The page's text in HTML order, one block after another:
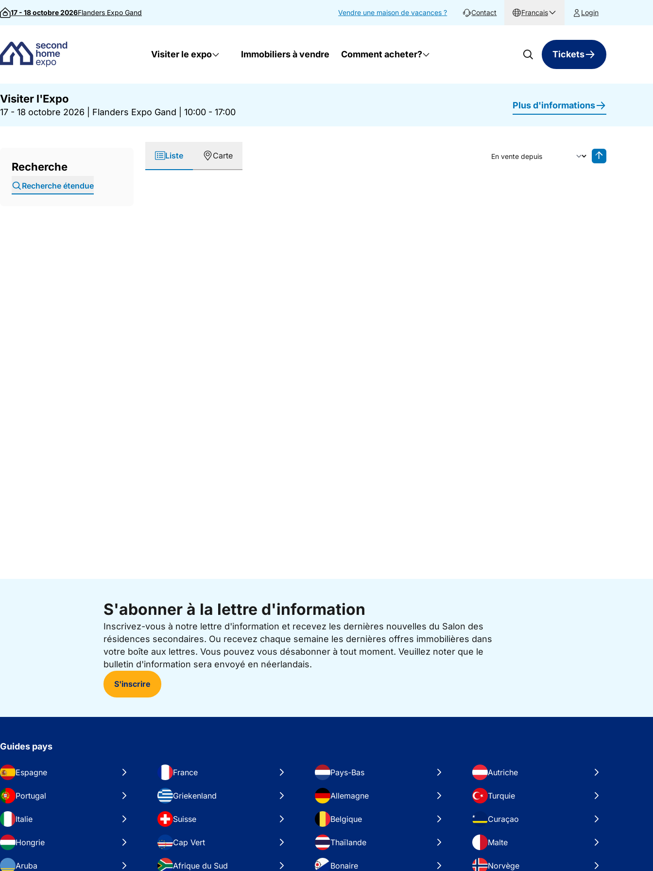
Passer au contenu
17 - 18 octobre 2026Flanders Expo Gand Vendre une maison de vacances ? Contact Francais Login
Visiter le expo Immobiliers à vendre Comment acheter? Tickets
Visiter l'Expo
17 - 18 octobre 2026 Flanders Expo Gand 10:00 - 17:00
Plus d'informations
Recherche
Recherche étendue
Liste Carte
Trier par
S'abonner à la lettre d'information
Inscrivez-vous à notre lettre d'information et recevez les dernières nouvelles du Salon des
résidences secondaires. Ou recevez chaque semaine les dernières offres immobilières dans
votre boîte aux lettres. Vous pouvez vous désabonner à tout moment. Veuillez noter que le
bulletin d'information sera envoyé en néerlandais.
S'inscrire
Guides pays
Espagne France Pays-Bas Autriche
Portugal Griekenland Allemagne Turquie
Italie Suisse Belgique Curaçao
Hongrie Cap Vert Thaïlande Malte
Aruba Afrique du Sud Bonaire Norvège